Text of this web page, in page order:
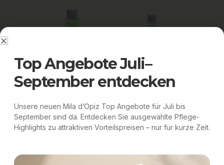
Weitere Produkte
Top Angebote Juli–
September entdecken
Unsere neuen Mila d’Opiz Top Angebote für Juli bis
September sind da. Entdecken Sie ausgewählte Pflege-
Highlights zu attraktiven Vorteilspreisen – nur für kurze Zeit.